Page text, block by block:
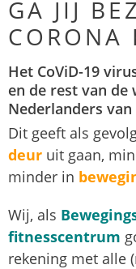
GA JIJ
CORONA
Het CoViD-19
en de rest van
Nederlanders
Dit geeft als
deur uit gaan,
minder in
Wij, als
fitnesscentrum
rekening met alle